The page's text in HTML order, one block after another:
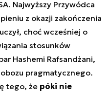
Najwyższy Przywódca
z okazji zakończenia
choć wcześniej o
stosunków
Hashemi Rafsandżani,
pragmatycznego.
tego, że póki nie